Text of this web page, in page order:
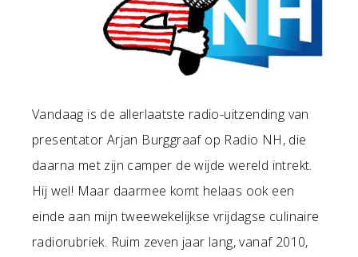
Vandaag is de allerlaatste radio-uitzending van
presentator Arjan Burggraaf op Radio NH, die
daarna met zijn camper de wijde wereld intrekt.
Hij wel! Maar daarmee komt helaas ook een
einde aan mijn tweewekelijkse vrijdagse culinaire
radiorubriek. Ruim zeven jaar lang, vanaf 2010,